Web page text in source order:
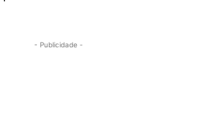
- Publicidade -